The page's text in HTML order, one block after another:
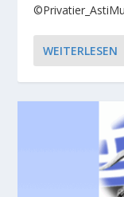
WEITERLESEN